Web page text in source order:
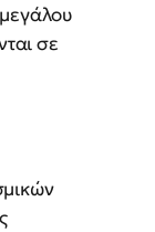
σε